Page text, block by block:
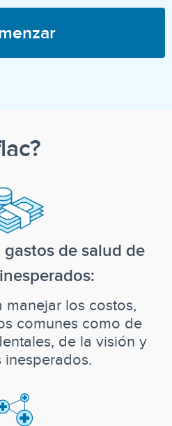
de salud de
manejar los costos,
comunes como de
de la visión y
inesperados.